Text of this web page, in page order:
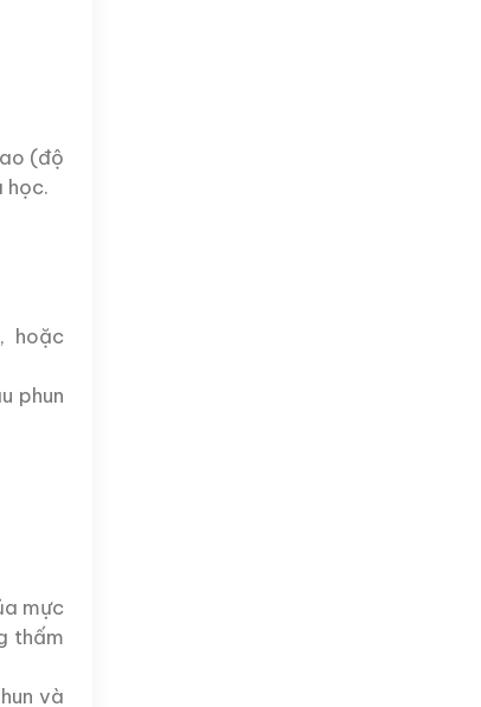
(độ
học.
hoặc
phun
mực
thấm
và